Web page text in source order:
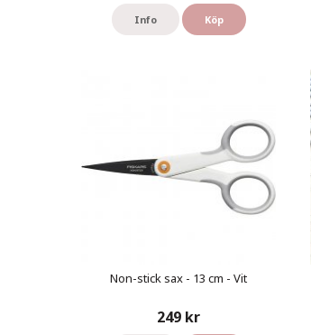
Info Köp
Non-stick sax - 13 cm - Vit
249 kr